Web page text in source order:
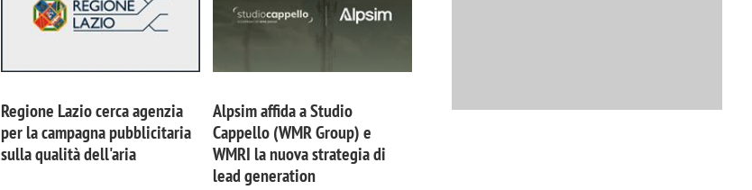
Regione Lazio cerca agenzia
per la campagna pubblicitaria
sulla qualità dell'aria
Alpsim affida a Studio
Cappello (WMR Group) e
WMRI la nuova strategia di
lead generation